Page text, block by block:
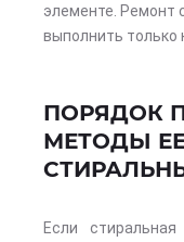
элементе. Ремонт
выполнить только
ПОРЯДОК
МЕТОДЫ
Если